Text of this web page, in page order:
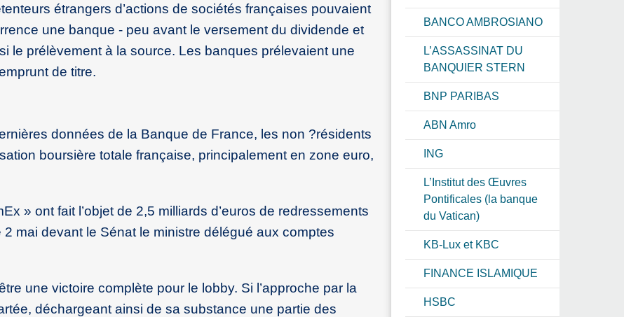
étrangers d’actions de sociétés françaises pouvaient
une banque - peu avant le versement du dividende et
le prélèvement à la source. Les banques prélevaient une
de titre.
données de la Banque de France, les non ?résidents
boursière totale française, principalement en zone euro,
» ont fait l’objet de 2,5 milliards d’euros de redressements
mai devant le Sénat le ministre délégué aux comptes
une victoire complète pour le lobby. Si l’approche par la
déchargeant ainsi de sa substance une partie des
BANCO AMBROSIANO
L’ASSASSINAT DU
BANQUIER STERN
BNP PARIBAS
ABN Amro
ING
L’Institut des Œuvres
Pontificales (la banque
du Vatican)
KB-Lux et KBC
FINANCE ISLAMIQUE
HSBC